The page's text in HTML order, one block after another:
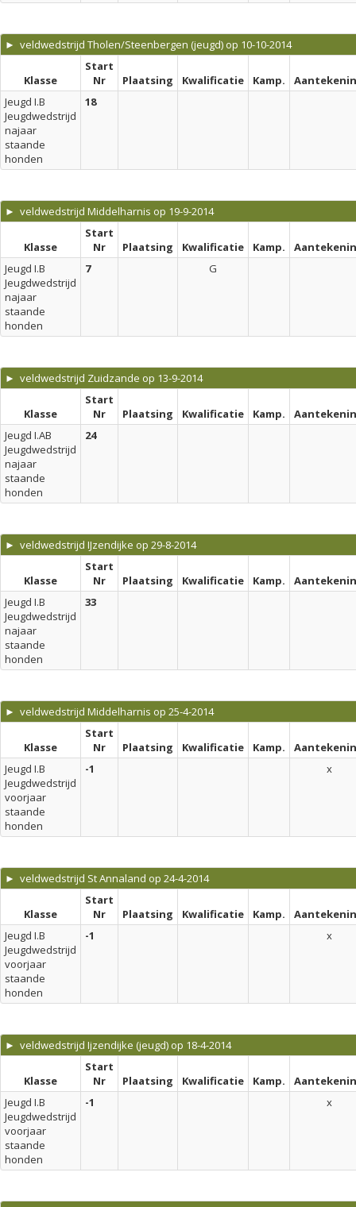
► veldwedstrijd Tholen/Steenbergen (jeugd) op 10-10-2014
Klasse
Start
Nr
Plaatsing Kwalificatie Kamp.
Jeugd I.B
Jeugdwedstrijd
najaar
staande
honden
18
► veldwedstrijd Middelharnis op 19-9-2014
Klasse
Start
Nr
Plaatsing Kwalificatie Kamp.
Jeugd I.B
Jeugdwedstrijd
najaar
staande
honden
7 G
► veldwedstrijd Zuidzande op 13-9-2014
Klasse
Start
Nr
Plaatsing Kwalificatie Kamp.
Jeugd I.AB
Jeugdwedstrijd
najaar
staande
honden
24
► veldwedstrijd IJzendijke op 29-8-2014
Klasse
Start
Nr
Plaatsing Kwalificatie Kamp.
Jeugd I.B
Jeugdwedstrijd
najaar
staande
honden
33
► veldwedstrijd Middelharnis op 25-4-2014
Klasse
Start
Nr
Plaatsing Kwalificatie Kamp.
Jeugd I.B
Jeugdwedstrijd
voorjaar
staande
honden
-1 x
► veldwedstrijd St Annaland op 24-4-2014
Klasse
Start
Nr
Plaatsing Kwalificatie Kamp.
Jeugd I.B
Jeugdwedstrijd
voorjaar
staande
honden
-1 x
► veldwedstrijd Ijzendijke (jeugd) op 18-4-2014
Klasse
Start
Nr
Plaatsing Kwalificatie Kamp.
Jeugd I.B
Jeugdwedstrijd
voorjaar
staande
honden
-1 x